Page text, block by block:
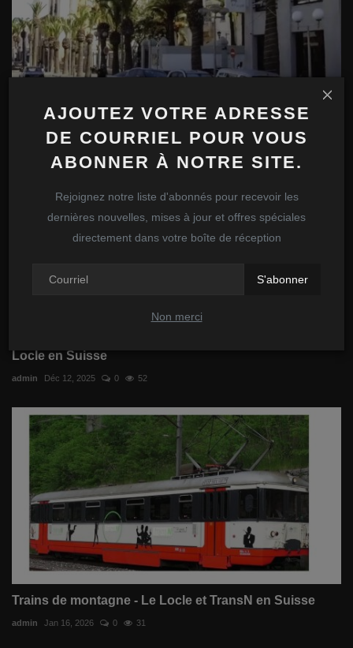
AJOUTEZ VOTRE ADRESSE
DE COURRIEL POUR VOUS
ABONNER À NOTRE SITE.
Rejoignez notre liste d'abonnés pour recevoir les
dernières nouvelles, mises à jour et offres spéciales
directement dans votre boîte de réception
S'abonner
Non merci
La ville de Sfax en Tunisie
Mai 25, 2025 0 90
Locle en Suisse
admin Déc 12, 2025 0 52
Trains de montagne - Le Locle​ et TransN en Suisse
admin Jan 16, 2026 0 31